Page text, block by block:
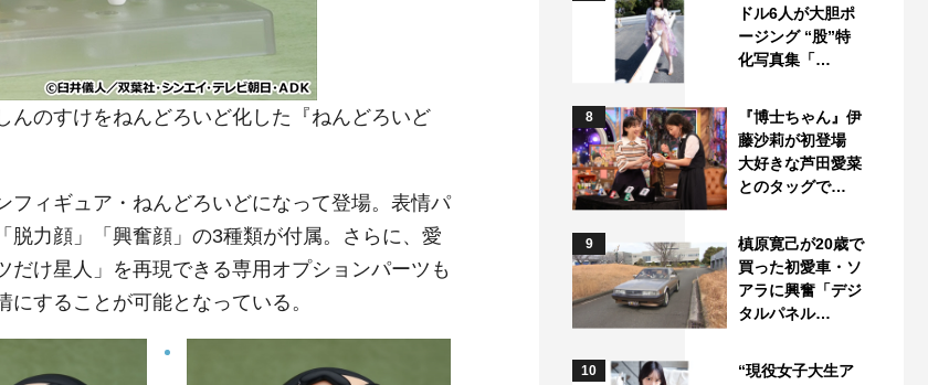
のすけをねんどろいど化した『ねんどろいど
フィギュア・ねんどろいどになって登場。表情パ
力顔」「興奮顔」の3種類が付属。さらに、愛
け星人」を再現できる専用オプションパーツも
することが可能となっている。
ドル6人が大胆ポ
ージング “股”特
化写真集「…
8
『博士ちゃん』伊
藤沙莉が初登場
大好きな芦田愛菜
とのタッグで…
9
槙原寛己が20歳で
買った初愛車・ソ
アラに興奮「デジ
タルパネル…
10
“現役女子大生ア